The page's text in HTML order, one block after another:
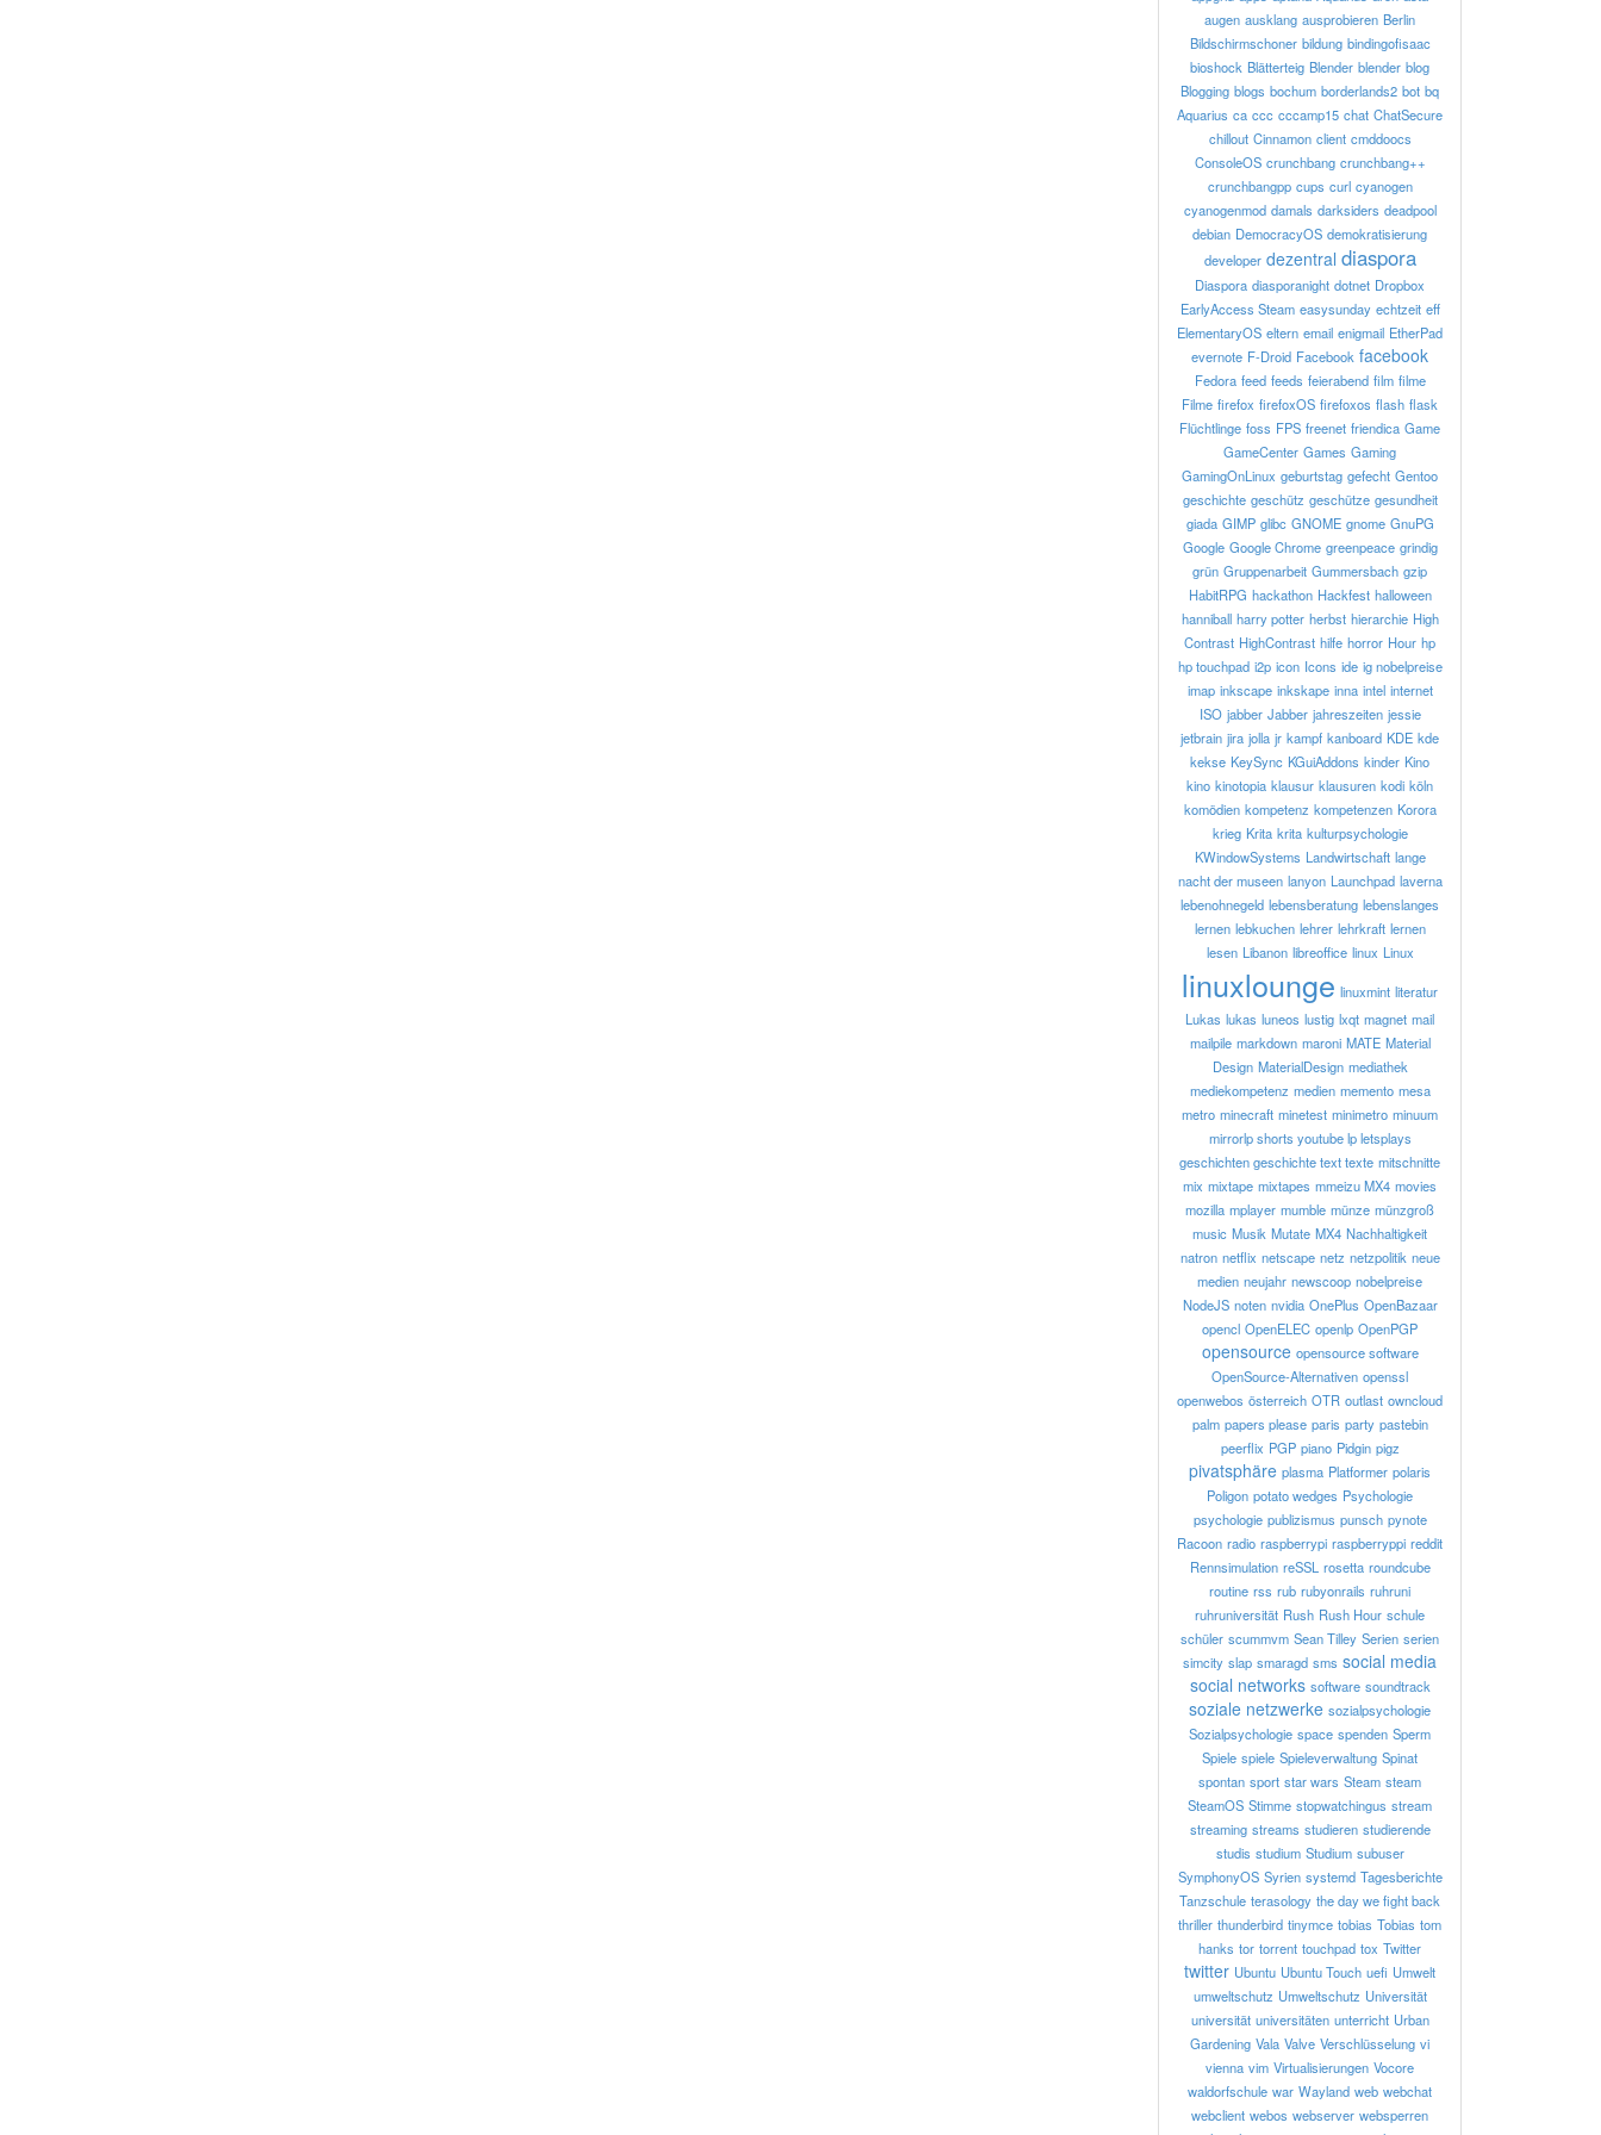
augen ausklang ausprobieren Berlin
Bildschirmschoner bildung bindingofisaac
bioshock Blätterteig Blender blender blog
Blogging blogs bochum borderlands2 bot bq
Aquarius ca ccc cccamp15 chat ChatSecure
chillout Cinnamon client cmddoocs
ConsoleOS crunchbang crunchbang++
crunchbangpp cups curl cyanogen
cyanogenmod damals darksiders deadpool
debian DemocracyOS demokratisierung
developer dezentral diaspora
Diaspora diasporanight dotnet Dropbox
EarlyAccess Steam easysunday echtzeit eff
ElementaryOS eltern email enigmail EtherPad
evernote F-Droid Facebook facebook
Fedora feed feeds feierabend film filme
Filme firefox firefoxOS firefoxos flash flask
Flüchtlinge foss FPS freenet friendica Game
GameCenter Games Gaming
GamingOnLinux geburtstag gefecht Gentoo
geschichte geschütz geschütze gesundheit
giada GIMP glibc GNOME gnome GnuPG
Google Google Chrome greenpeace grindig
grün Gruppenarbeit Gummersbach gzip
HabitRPG hackathon Hackfest halloween
hanniball harry potter herbst hierarchie High
Contrast HighContrast hilfe horror Hour hp
hp touchpad i2p icon Icons ide ig nobelpreise
imap inkscape inkskape inna intel internet
ISO jabber Jabber jahreszeiten jessie
jetbrain jira jolla jr kampf kanboard KDE kde
kekse KeySync KGuiAddons kinder Kino
kino kinotopia klausur klausuren kodi köln
komödien kompetenz kompetenzen Korora
krieg Krita krita kulturpsychologie
KWindowSystems Landwirtschaft lange
nacht der museen lanyon Launchpad laverna
lebenohnegeld lebensberatung lebenslanges
lernen lebkuchen lehrer lehrkraft lernen
lesen Libanon libreoffice linux Linux
linuxlounge linuxmint literatur
Lukas lukas luneos lustig lxqt magnet mail
mailpile markdown maroni MATE Material
Design MaterialDesign mediathek
mediekompetenz medien memento mesa
metro minecraft minetest minimetro minuum
mirrorlp shorts youtube lp letsplays
geschichten geschichte text texte mitschnitte
mix mixtape mixtapes mmeizu MX4 movies
mozilla mplayer mumble münze münzgroß
music Musik Mutate MX4 Nachhaltigkeit
natron netflix netscape netz netzpolitik neue
medien neujahr newscoop nobelpreise
NodeJS noten nvidia OnePlus OpenBazaar
opencl OpenELEC openlp OpenPGP
opensource opensource software
OpenSource-Alternativen openssl
openwebos österreich OTR outlast owncloud
palm papers please paris party pastebin
peerflix PGP piano Pidgin pigz
pivatsphäre plasma Platformer polaris
Poligon potato wedges Psychologie
psychologie publizismus punsch pynote
Racoon radio raspberrypi raspberryppi reddit
Rennsimulation reSSL rosetta roundcube
routine rss rub rubyonrails ruhruni
ruhruniversität Rush Rush Hour schule
schüler scummvm Sean Tilley Serien serien
simcity slap smaragd sms social media
social networks software soundtrack
soziale netzwerke sozialpsychologie
Sozialpsychologie space spenden Sperm
Spiele spiele Spieleverwaltung Spinat
spontan sport star wars Steam steam
SteamOS Stimme stopwatchingus stream
streaming streams studieren studierende
studis studium Studium subuser
SymphonyOS Syrien systemd Tagesberichte
Tanzschule terasology the day we fight back
thriller thunderbird tinymce tobias Tobias tom
hanks tor torrent touchpad tox Twitter
twitter Ubuntu Ubuntu Touch uefi Umwelt
umweltschutz Umweltschutz Universität
universität universitäten unterricht Urban
Gardening Vala Valve Verschlüsselung vi
vienna vim Virtualisierungen Vocore
waldorfschule war Wayland web webchat
webclient webos webserver websperren